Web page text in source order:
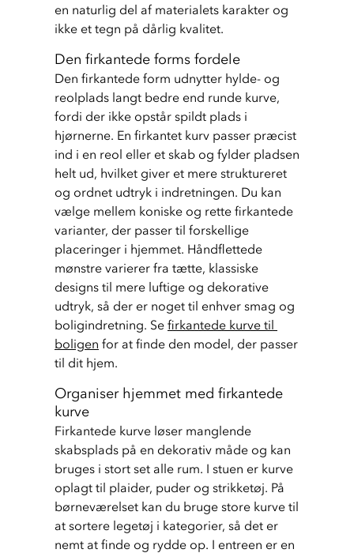
en naturlig del af materialets karakter og
ikke et tegn på dårlig kvalitet.
Den firkantede forms fordele
Den firkantede form udnytter hylde- og
reolplads langt bedre end runde kurve,
fordi der ikke opstår spildt plads i
hjørnerne. En firkantet kurv passer præcist
ind i en reol eller et skab og fylder pladsen
helt ud, hvilket giver et mere struktureret
og ordnet udtryk i indretningen. Du kan
vælge mellem koniske og rette firkantede
varianter, der passer til forskellige
placeringer i hjemmet. Håndflettede
mønstre varierer fra tætte, klassiske
designs til mere luftige og dekorative
udtryk, så der er noget til enhver smag og
boligindretning. Se firkantede kurve til
boligen for at finde den model, der passer
til dit hjem.
Organiser hjemmet med firkantede
kurve
Firkantede kurve løser manglende
skabsplads på en dekorativ måde og kan
bruges i stort set alle rum. I stuen er kurve
oplagt til plaider, puder og strikketøj. På
børneværelset kan du bruge store kurve til
at sortere legetøj i kategorier, så det er
nemt at finde og rydde op. I entreen er en